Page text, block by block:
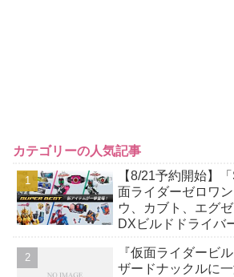
カテゴリーの人気記事
【8/21予約開始】
面ライダーゼロワ
ウ、カブト、エグ
DXビルドドライバ
か12点！
『仮面ライダービ
ザードナックルに